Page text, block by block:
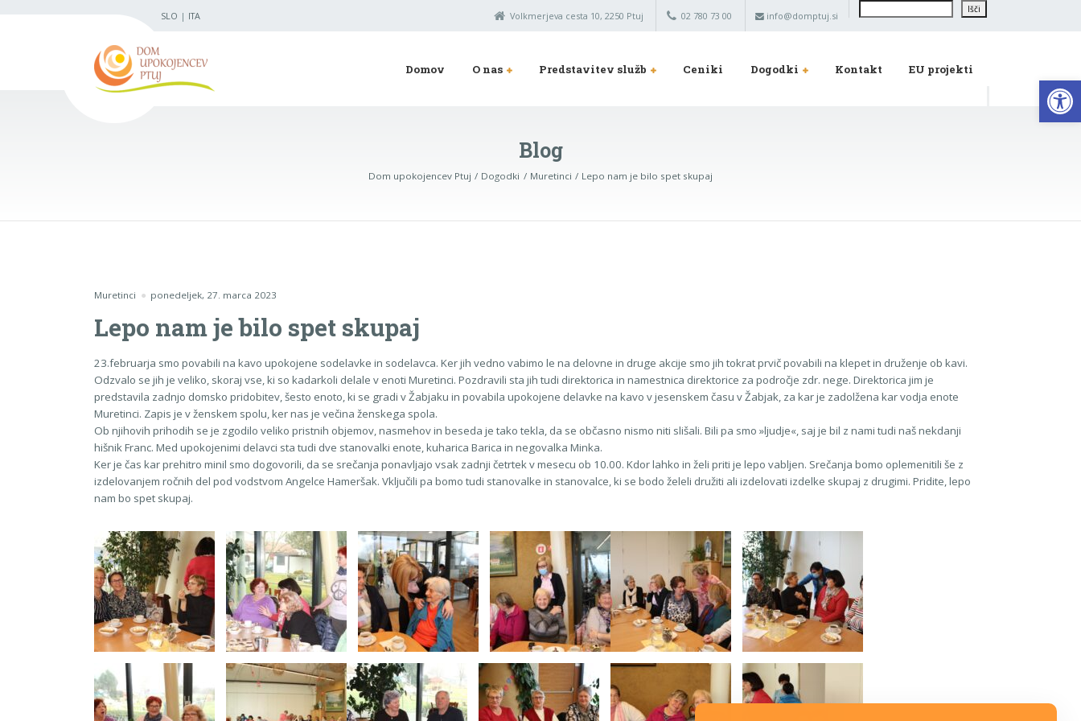
SLO | ITA Volkmerjeva cesta 10, 2250 Ptuj 02 780 73 00 info@domptuj.si
Išči
Domov O nas Predstavitev služb Ceniki Dogodki Kontakt EU projekti
Blog
Dom upokojencev Ptuj Dogodki Muretinci Lepo nam je bilo spet skupaj
Muretinci ponedeljek, 27. marca 2023
Lepo nam je bilo spet skupaj
23.februarja smo povabili na kavo upokojene sodelavke in sodelavca. Ker jih vedno vabimo le na delovne in druge akcije smo jih tokrat prvič povabili na klepet in druženje ob kavi.
Odzvalo se jih je veliko, skoraj vse, ki so kadarkoli delale v enoti Muretinci. Pozdravili sta jih tudi direktorica in namestnica direktorice za področje zdr. nege. Direktorica jim je
predstavila zadnjo domsko pridobitev, šesto enoto, ki se gradi v Žabjaku in povabila upokojene delavke na kavo v jesenskem času v Žabjak, za kar je zadolžena kar vodja enote
Muretinci. Zapis je v ženskem spolu, ker nas je večina ženskega spola.
Ob njihovih prihodih se je zgodilo veliko pristnih objemov, nasmehov in beseda je tako tekla, da se občasno nismo niti slišali. Bili pa smo »ljudje«, saj je bil z nami tudi naš nekdanji
hišnik Franc. Med upokojenimi delavci sta tudi dve stanovalki enote, kuharica Barica in negovalka Minka.
Ker je čas kar prehitro minil smo dogovorili, da se srečanja ponavljajo vsak zadnji četrtek v mesecu ob 10.00. Kdor lahko in želi priti je lepo vabljen. Srečanja bomo oplemenitili še z
izdelovanjem ročnih del pod vodstvom Angelce Hameršak. Vključili pa bomo tudi stanovalke in stanovalce, ki se bodo želeli družiti ali izdelovati izdelke skupaj z drugimi. Pridite, lepo
nam bo spet skupaj.